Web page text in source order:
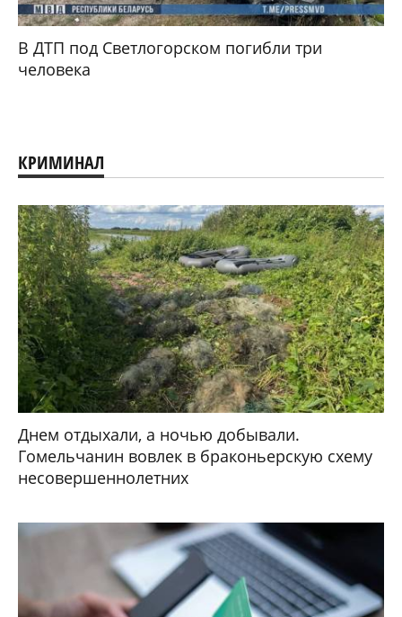
В ДТП под Светлогорском погибли три
человека
КРИМИНАЛ
Днем отдыхали, а ночью добывали.
Гомельчанин вовлек в браконьерскую схему
несовершеннолетних